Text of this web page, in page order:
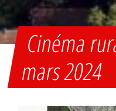
Cinéma
mars 2024